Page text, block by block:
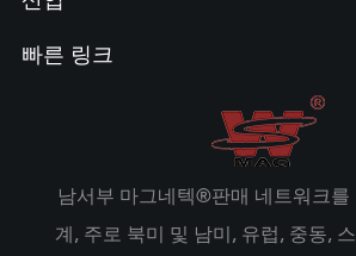
빠른 링크
남서부 마그네텍®판매 네트워크를
계, 주로 북미 및 남미, 유럽, 중동,